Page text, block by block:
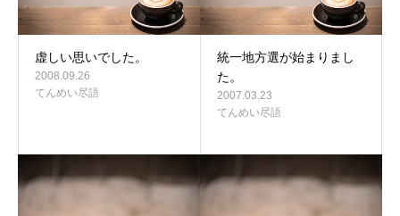
虚しい思いでした。
2008.09.26
てんめい尽語
統一地方選が始まりまし
た。
2007.03.23
てんめい尽語